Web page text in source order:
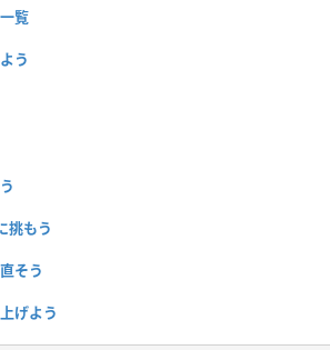
覧
う
挑もう
そう
げよう